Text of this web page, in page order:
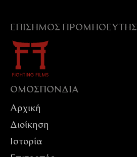
ΕΠΊΣΗΜΟΣ ΠΡΟΜΗΘΕΥΤΉΣ
ΟΜΟΣΠΟΝΔIΑ
Αρχική
Διοίκηση
Ιστορία